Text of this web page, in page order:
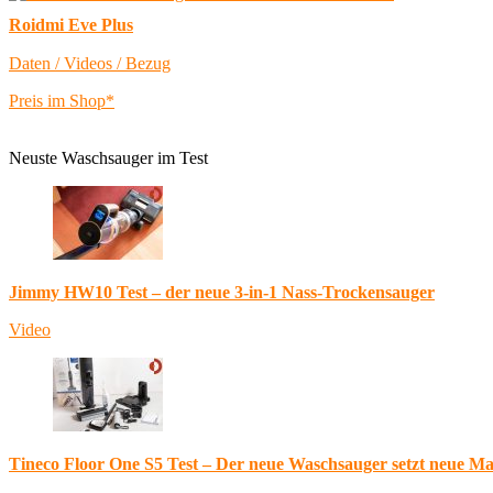
Roidmi Eve Plus
Daten / Videos / Bezug
Preis im Shop*
Neuste Waschsauger im Test
Jimmy HW10 Test – der neue 3-in-1 Nass-Trockensauger
Video
Tineco Floor One S5 Test – Der neue Waschsauger setzt neue